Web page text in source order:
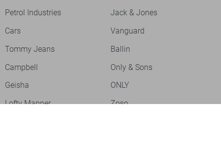
Petrol Industries
Jack & Jones
Cars
Vanguard
Tommy Jeans
Ballin
Campbell
Only & Sons
Geisha
ONLY
Lofty Manner
Zoso